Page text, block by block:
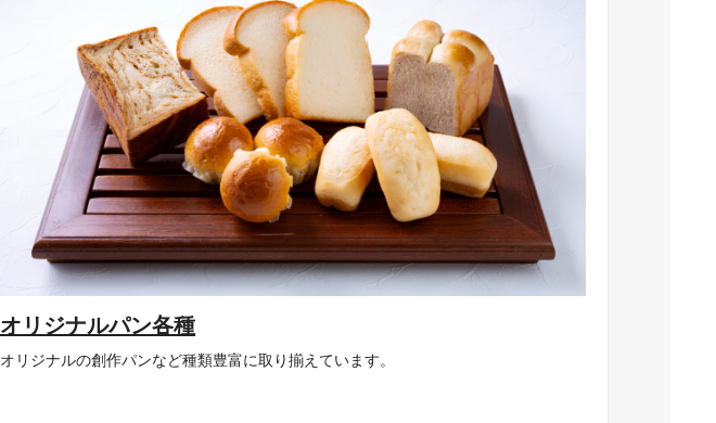
オリジナルパン各種
オリジナルの創作パンなど種類豊富に取り揃えています。